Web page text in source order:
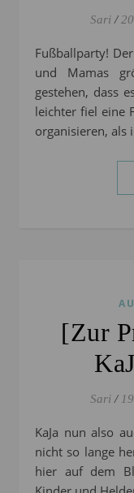
Sari /
Fußballparty! Der große Wunsch des Minihelden… ..
und Mamas
gestehen, dass
leichter fiel eine
organisieren, als
[Zur
Sari /
KaJa nun also auch für uns Große! Es ist noch gar
nicht so lange
hier auf dem